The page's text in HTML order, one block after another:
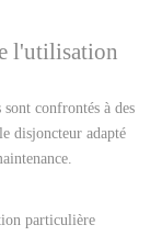
l'utilisation
confrontés à des
disjoncteur adapté
particulière